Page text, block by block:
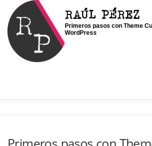
Saltar
contenido
RAÚL PÉREZ
Primeros pasos con Theme
WordPress